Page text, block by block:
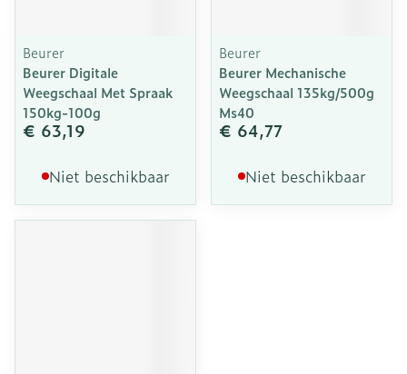
Beurer
Beurer Digitale
Weegschaal Met Spraak
150kg-100g
€ 63,19
Niet beschikbaar
Beurer
Beurer Mechanische
Weegschaal 135kg/500g
Ms40
€ 64,77
Niet beschikbaar